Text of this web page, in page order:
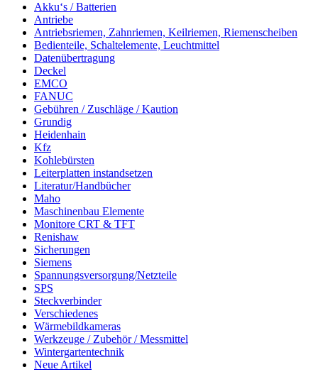
Akku‘s / Batterien
Antriebe
Antriebsriemen, Zahnriemen, Keilriemen, Riemenscheiben
Bedienteile, Schaltelemente, Leuchtmittel
Datenübertragung
Deckel
EMCO
FANUC
Gebühren / Zuschläge / Kaution
Grundig
Heidenhain
Kfz
Kohlebürsten
Leiterplatten instandsetzen
Literatur/Handbücher
Maho
Maschinenbau Elemente
Monitore CRT & TFT
Renishaw
Sicherungen
Siemens
Spannungsversorgung/Netzteile
SPS
Steckverbinder
Verschiedenes
Wärmebildkameras
Werkzeuge / Zubehör / Messmittel
Wintergartentechnik
Neue Artikel